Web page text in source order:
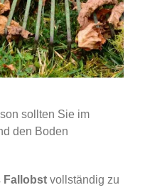
sollten Sie im
den Boden
Fallobst vollständig zu